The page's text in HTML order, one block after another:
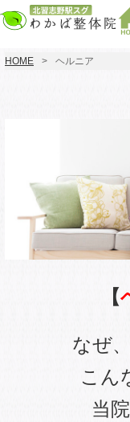
HOME ヘルニア
【
なぜ、
こん
当